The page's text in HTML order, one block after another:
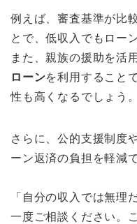
例えば、審査基準が比
とで、低収入でもロー
また、親族の援助を活
ローンを利用すること
性も高くなるでしょう。
さらに、公的支援制度
ーン返済の負担を軽減
「自分の収入では無
一度ご相談ください。